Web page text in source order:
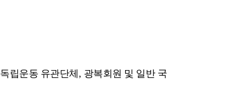
독립운동 유관단체 , 광복회원 및 일반 국